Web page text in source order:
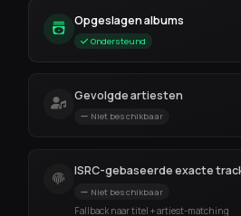
Opgeslagen albums
Ondersteund
Gevolgde artiesten
Niet beschikbaar
ISRC-gebaseerde exacte
Niet beschikbaar
Fallback naar titel + artiest-matching